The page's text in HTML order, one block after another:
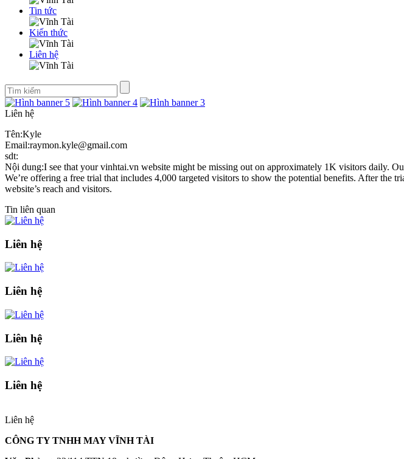
Tin tức
Kiến thức
Liên hệ
Liên hệ
Tên:Kyle
Email:raymon.kyle@gmail.com
sdt:
Nội dung:I see that your vinhtai.vn website might be missing out on approximately 1K visitors daily.
We’re offering a free trial that includes 4,000 targeted visitors to show the potential benefits. After
website’s reach and visitors.
Tin liên quan
Liên hệ
Liên hệ
Liên hệ
Liên hệ
Liên hệ
CÔNG TY TNHH MAY VĨNH TÀI